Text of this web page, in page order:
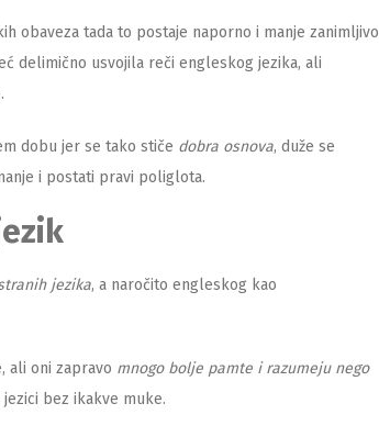
obaveza tada to postaje naporno i manje zanimljivo
delimično usvojila reči engleskog jezika, ali
dobu jer se tako stiče dobra osnova, duže se
i postati pravi poliglota.
jezika, a naročito engleskog kao
ali oni zapravo mnogo bolje pamte i razumeju nego
bez ikakve muke.